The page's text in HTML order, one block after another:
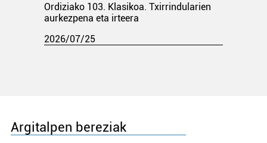
Ordiziako 103. Klasikoa. Txirrindularien
aurkezpena eta irteera
2026/07/25
Argitalpen bereziak